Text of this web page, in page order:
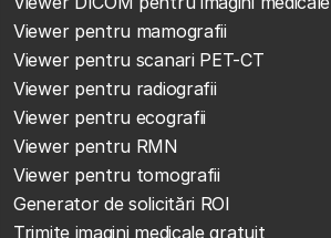
Viewer pentru mamografii
Viewer pentru scanari PET-CT
Viewer pentru radiografii
Viewer pentru ecografii
Viewer pentru RMN
Viewer pentru tomografii
Generator de solicitări ROI
Trimite imagini medicale gratuit